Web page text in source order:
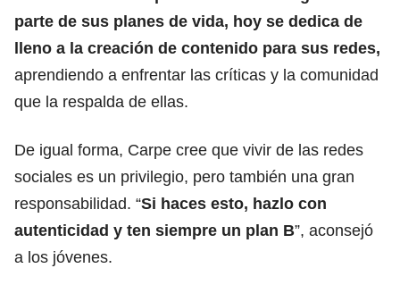
parte de sus planes de vida, hoy se dedica de
lleno a la creación de contenido para sus redes,
aprendiendo a enfrentar las críticas y la comunidad
que la respalda de ellas.
De igual forma, Carpe cree que vivir de las redes
sociales es un privilegio, pero también una gran
responsabilidad. “Si haces esto, hazlo con
autenticidad y ten siempre un plan B”, aconsejó
a los jóvenes.